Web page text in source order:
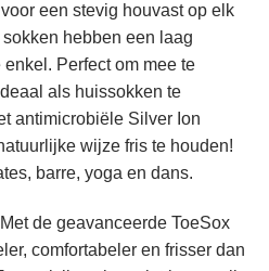
een stevig houvast op elk
hebben een laag
Perfect om mee te
als huissokken te
antimicrobiële Silver Ion
wijze fris te houden!
barre, yoga en dans.
de geavanceerde ToeSox
comfortabeler en frisser dan